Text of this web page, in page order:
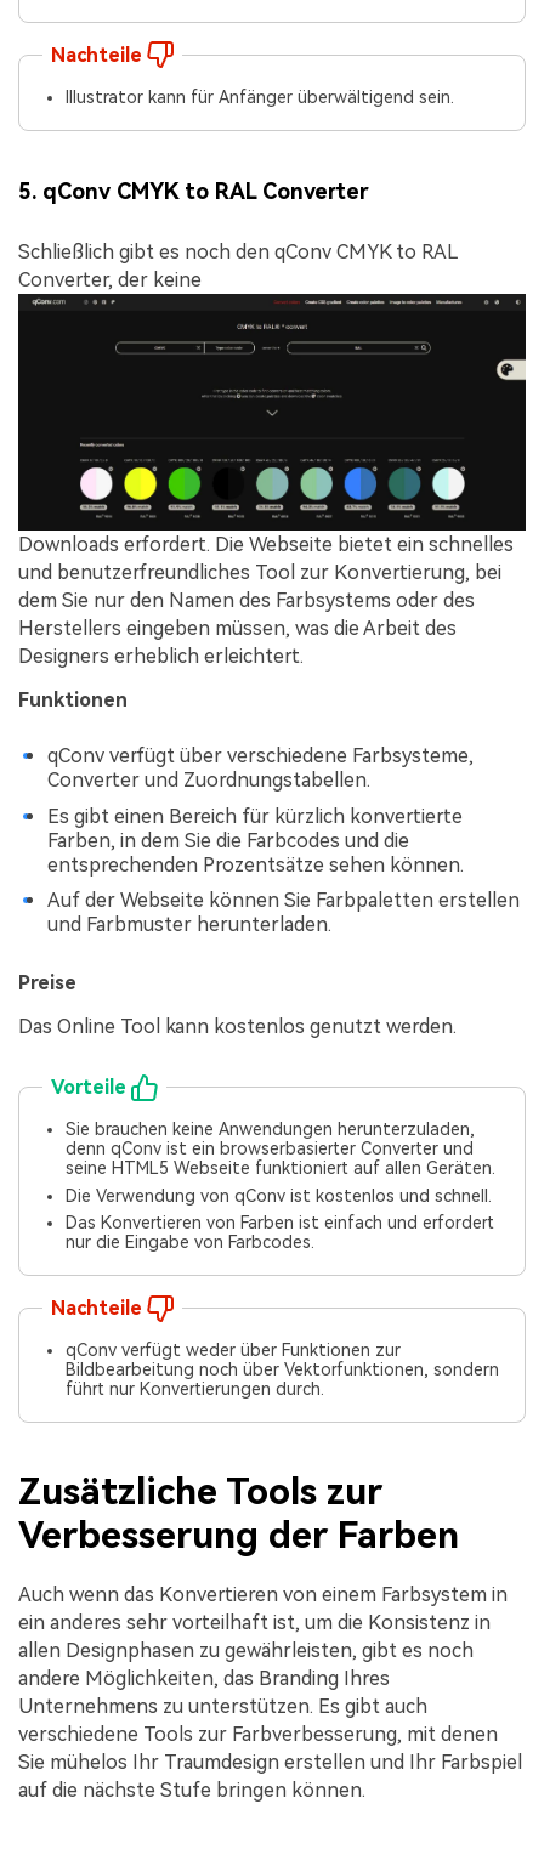
Nachteile
Illustrator kann für Anfänger überwältigend sein.
5. qConv CMYK to RAL Converter
Schließlich gibt es noch den qConv CMYK to RAL
Converter, der keine
Downloads erfordert. Die Webseite bietet ein schnelles
und benutzerfreundliches Tool zur Konvertierung, bei
dem Sie nur den Namen des Farbsystems oder des
Herstellers eingeben müssen, was die Arbeit des
Designers erheblich erleichtert.
Funktionen
qConv verfügt über verschiedene Farbsysteme,
Converter und Zuordnungstabellen.
Es gibt einen Bereich für kürzlich konvertierte
Farben, in dem Sie die Farbcodes und die
entsprechenden Prozentsätze sehen können.
Auf der Webseite können Sie Farbpaletten erstellen
und Farbmuster herunterladen.
Preise
Das Online Tool kann kostenlos genutzt werden.
Vorteile
Sie brauchen keine Anwendungen herunterzuladen,
denn qConv ist ein browserbasierter Converter und
seine HTML5 Webseite funktioniert auf allen Geräten.
Die Verwendung von qConv ist kostenlos und schnell.
Das Konvertieren von Farben ist einfach und erfordert
nur die Eingabe von Farbcodes.
Nachteile
qConv verfügt weder über Funktionen zur
Bildbearbeitung noch über Vektorfunktionen, sondern
führt nur Konvertierungen durch.
Zusätzliche Tools zur
Verbesserung der Farben
Auch wenn das Konvertieren von einem Farbsystem in
ein anderes sehr vorteilhaft ist, um die Konsistenz in
allen Designphasen zu gewährleisten, gibt es noch
andere Möglichkeiten, das Branding Ihres
Unternehmens zu unterstützen. Es gibt auch
verschiedene Tools zur Farbverbesserung, mit denen
Sie mühelos Ihr Traumdesign erstellen und Ihr Farbspiel
auf die nächste Stufe bringen können.